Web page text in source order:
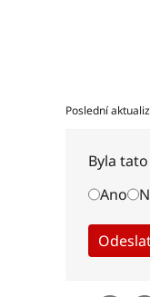
Poslední
Byla
Ano